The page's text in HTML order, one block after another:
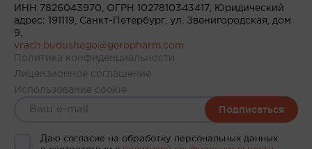
ИНН 7826043970, ОГРН 1027810343417, Юридический
адрес: 191119, Санкт-Петербург, ул. Звенигородская, дом
9,
vrach.budushego@geropharm.com
Политика конфиденциальности
Лицензионное соглашение
Использование cookie
Подписаться
Даю согласие на обработку персональных данных